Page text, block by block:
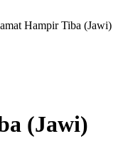
Hampir Tiba (Jawi)
(Jawi)